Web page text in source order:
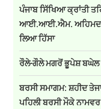
ਪੰਜਾਬ ਸਿੱਖਿਆ ਕ੍ਰਾਂਤੀ
ਆਈ.ਆਈ.ਐਮ.
ਲਿਆ ਹਿੱਸਾ
ਰੌਲੇ-ਗੌਲੇ ਮਗਰੋਂ ਭੂਪੇਸ਼ ਬਘੇਲ
ਬਰਸੀ ਸਮਾਗਮ: ਸ਼ਹੀਦ
ਪਹਿਲੀ ਬਰਸੀ ਮੌਕੇ